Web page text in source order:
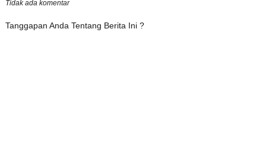
Tidak ada komentar
Tanggapan Anda Tentang Berita Ini ?